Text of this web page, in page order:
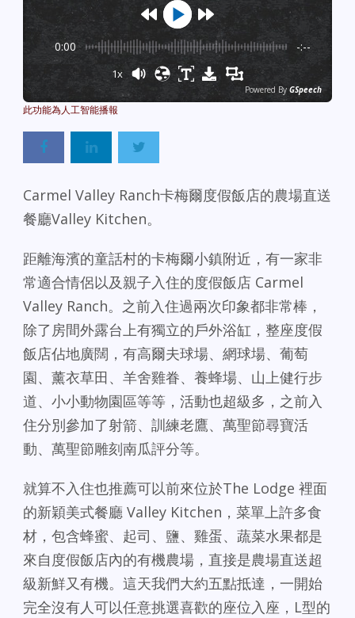
0:00 -:--
1x
Powered By GSpeech
Carmel Valley Ranch卡梅爾度假飯店的農場直送
餐廳Valley Kitchen。
距離海濱的童話村的卡梅爾小鎮附近，有一家非
常適合情侶以及親子入住的度假飯店 Carmel
Valley Ranch。之前入住過兩次印象都非常棒，
除了房間外露台上有獨立的戶外浴缸，整座度假
飯店佔地廣闊，有高爾夫球場、網球場、葡萄
園、薰衣草田、羊舍雞眷、養蜂場、山上健行步
道、小小動物園區等等，活動也超級多，之前入
住分別參加了射箭、訓練老鷹、萬聖節尋寶活
動、萬聖節雕刻南瓜評分等。
就算不入住也推薦可以前來位於The Lodge 裡面
的新穎美式餐廳 Valley Kitchen，菜單上許多食
材，包含蜂蜜、起司、鹽、雞蛋、蔬菜水果都是
來自度假飯店內的有機農場，直接是農場直送超
級新鮮又有機。這天我們大約五點抵達，一開始
完全沒有人可以任意挑選喜歡的座位入座，L型的